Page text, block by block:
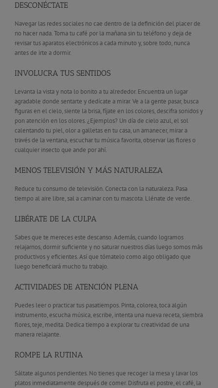
DESCONÉCTATE
Navegar las redes sociales no cae dentro de la definición del placer de
no hacer nada. Toma tu café por la mañana sin tu teléfono y deja de
revisar tus aparatos electrónicos a cada minuto y, sobre todo, nunca
antes de irte a dormir.
INVOLUCRA TUS SENTIDOS
Levanta la vista y nota lo bonito a tu alrededor. Encuentra un lugar
agradable donde sentarte y dedícate a mirar. Ve a la gente pasar, busca
figuras en el cielo, siente la brisa, fíjate en los colores, descifra sonidos y
pon atención en los olores. ¿Ejemplos? Un día de cielo azul, el sol
calentando tu piel, olor a galletas en tu casa, un amanecer, mirar a
través de la ventana, escuchar tu música favorita, observar las flores o
cualquier insecto que ande por ahí.
MENOS TELEVISIÓN Y MÁS NATURALEZA
Reduce tu consumo de televisión. Conecta con la naturaleza. Pasa
tiempo al aire libre, sal a caminar con tu mascota. Llénate de verde.
LIBÉRATE DE LA CULPA
Sabes que te mereces este descanso. Además, cuando logramos
relajarnos, dormir suficiente y no saturar nuestros días luego somos más
productivos y eficientes. Así que tómatelo como algo obligado que
luego beneficiará mucho tu trabajo.
ACTIVIDADES DE ATENCIÓN PLENA
Puedes leer o practicar tus pasatiempos. Pinta, colorea, toca algún
instrumento, escucha música, escribe, intenta una nueva receta, siembra
flores, teje, medita. Dedica tiempo a explorar tu creatividad de una
manera relajante.
ROMPE LA RUTINA
Sáltate algunos pendientes. No tienes que recoger la mesa y lavar los
platos inmediatamente después de comer. Disfruta el postre, el café, la